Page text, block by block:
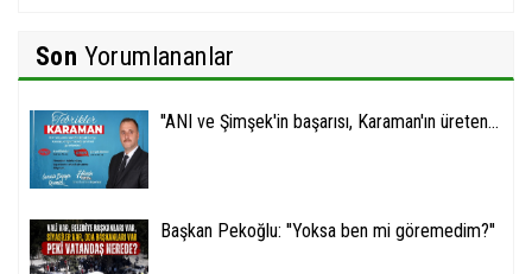
Son Yorumlananlar
''ANI ve Şimşek'in başarısı, Karaman'ın üreten...
Başkan Pekoğlu: ''Yoksa ben mi göremedim?''